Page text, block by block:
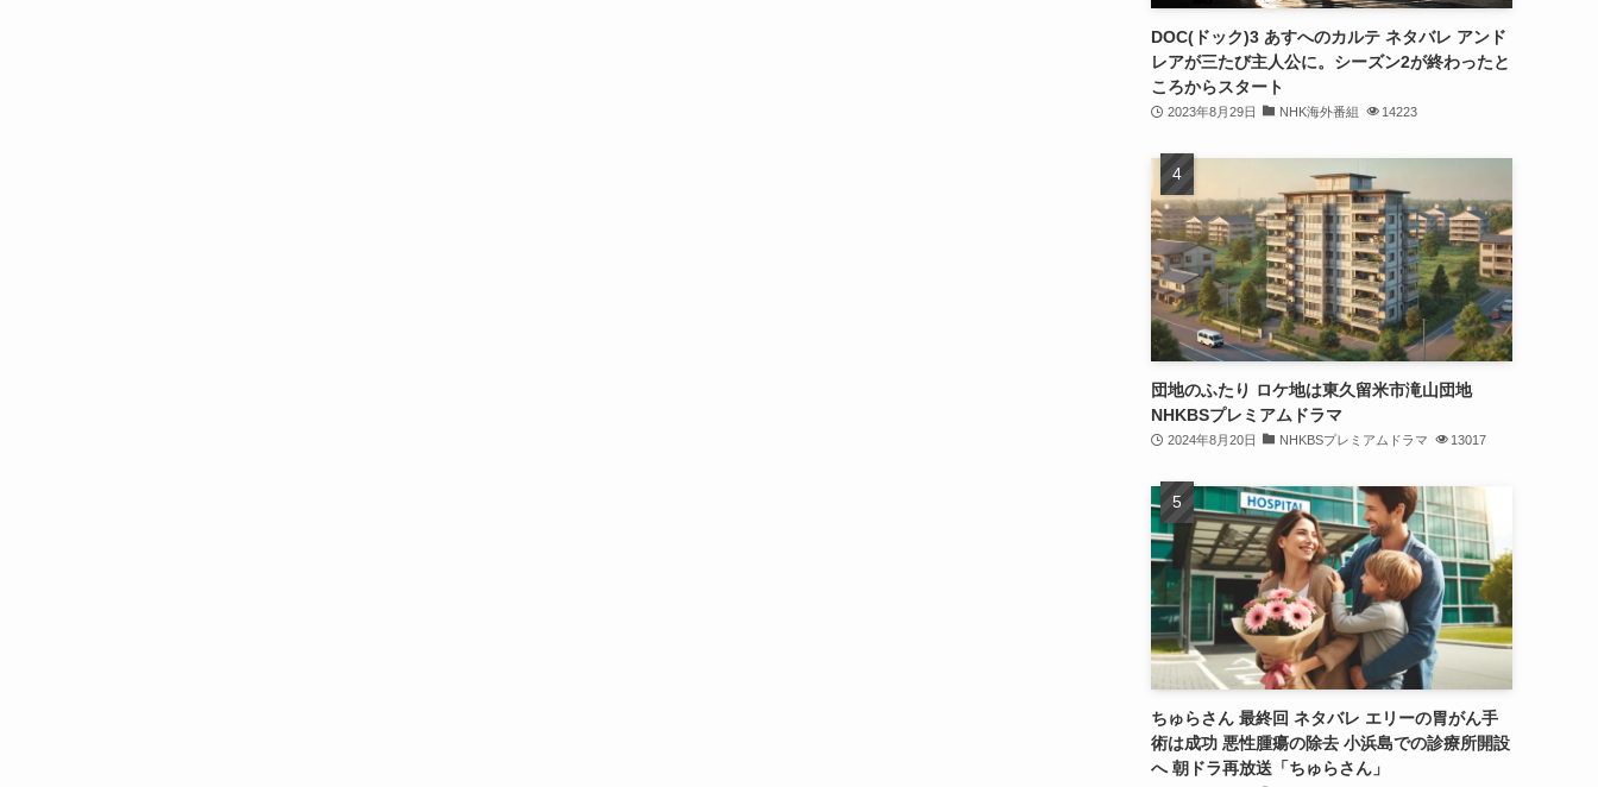
DOC(ドック)3 あすへのカルテ ネタバレ アンド
レアが三たび主人公に。シーズン2が終わったと
ころからスタート
2023年8月29日 NHK海外番組 14223
団地のふたり ロケ地は東久留米市滝山団地
NHKBSプレミアムドラマ
2024年8月20日 NHKBSプレミアムドラマ 13017
ちゅらさん 最終回 ネタバレ エリーの胃がん手
術は成功 悪性腫瘍の除去 小浜島での診療所開設
へ 朝ドラ再放送「ちゅらさん」